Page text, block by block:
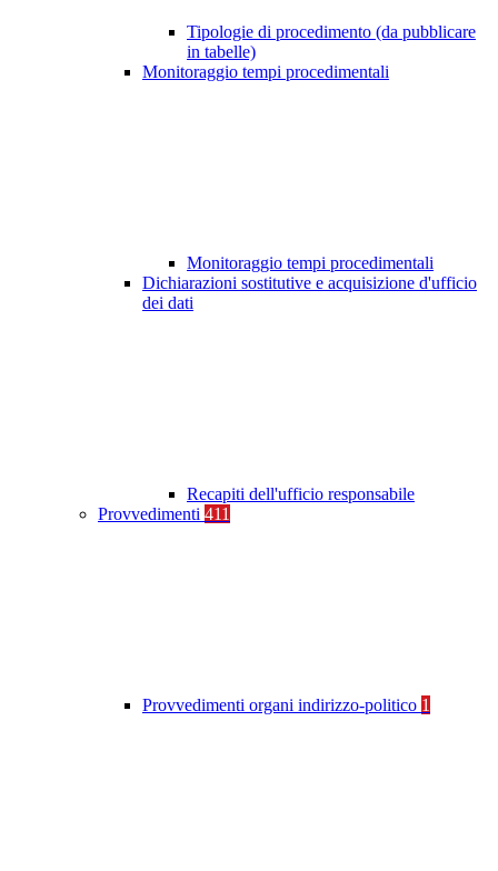
Tipologie di procedimento (da pubblicare
in tabelle)
Monitoraggio tempi procedimentali
Monitoraggio tempi procedimentali
Dichiarazioni sostitutive e acquisizione d'ufficio
dei dati
Recapiti dell'ufficio responsabile
Provvedimenti 411
Provvedimenti organi indirizzo-politico 1